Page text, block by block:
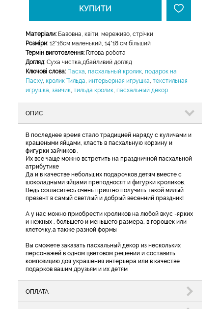
КУПИТИ
Матеріали: Бавовна, квіти, мереживо, стрічки
Розміри: 12*16см маленький, 14*18 см більший
Термін виготовлення: Готова робота
Догляд: Суха чистка,дбайливий догляд
Ключові слова: Пасха, пасхальный кролик, подарок на
Пасху, кролик Тильда, интерьерная игрушка, текстильная
игрушка, зайчик, тильда кролик, пасхальный декор
ОПИС
В последнее время стало традицией наряду с куличами и
крашеными яйцами, класть в пасхальную корзину и
фигурки зайчиков ,
Их все чаще можно встретить на праздничной пасхальной
атрибутике
Да и в качестве небольших подарочков детям вместе с
шоколадными яйцами преподносят и фигурки кроликов.
Ведь согласитесь очень приятно получить такой милый
презент в самый светлый и добрый весенний праздник!
А у нас можно приобрести кроликов на любой вкус -ярких
и нежных , большего и меньшего размера, в горошек или
клеточку,а также разной формы
Вы сможете заказать пасхальный декор из нескольких
персонажей в одном цветовом решении и составить
композицию доя украшения интерьера или в качестве
подарков вашим друзьям и их детям
ОПЛАТА